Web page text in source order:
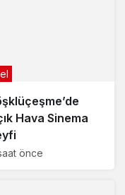
Hava Sinema
önce